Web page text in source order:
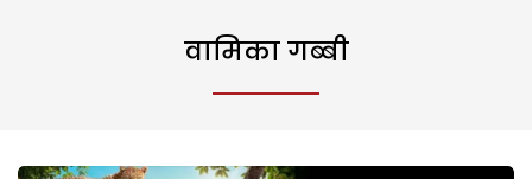
वामिका गब्बी